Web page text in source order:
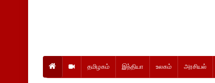
தமிழகம் இந்தியா உலகம் அரசியல்